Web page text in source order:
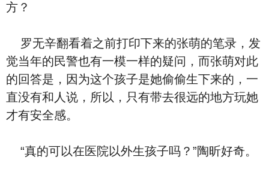
方？
罗无辛翻看着之前打印下来的张萌的笔录，发
觉当年的民警也有一模一样的疑问，而张萌对此
的回答是，因为这个孩子是她偷偷生下来的，一
直没有和人说，所以，只有带去很远的地方玩她
才有安全感。
“真的可以在医院以外生孩子吗？”陶昕好奇。